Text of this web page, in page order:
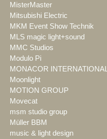
MisterMaster
Mitsubishi Electric
MKM Event Show Technik
MLS magic light+sound
MMC Studios
Modulo Pi
MONACOR INTERNATIONAL
Moonlight
MOTION GROUP
Movecat
msm studio group
Müller BBM
music & light design